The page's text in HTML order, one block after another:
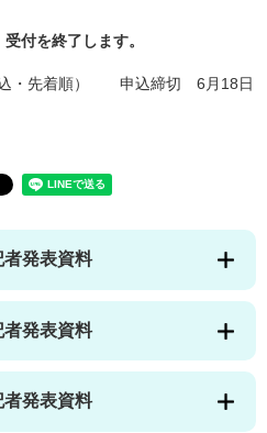
付を終了します。
・先着順） 申込締切 6月18日
発表資料
発表資料
発表資料